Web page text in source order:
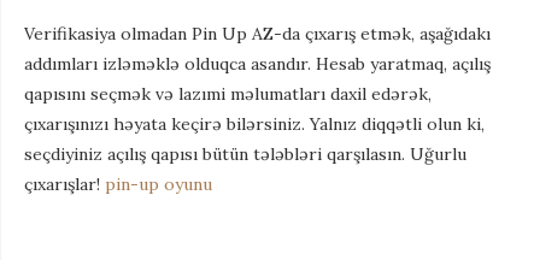
Verifikasiya olmadan Pin Up AZ-da çıxarış etmək, aşağıdakı
addımları izləməklə olduqca asandır. Hesab yaratmaq, açılış
qapısını seçmək və lazımi məlumatları daxil edərək,
çıxarışınızı həyata keçirə bilərsiniz. Yalnız diqqətli olun ki,
seçdiyiniz açılış qapısı bütün tələbləri qarşılasın. Uğurlu
çıxarışlar! pin-up oyunu